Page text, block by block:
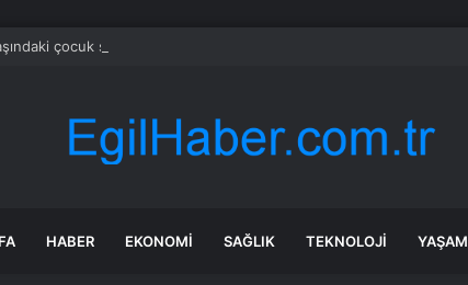
çocuk savaş uçaklarını alarma geçirdi
HABER EKONOMI SAĞLIK TEKNOLOJI YAŞAM